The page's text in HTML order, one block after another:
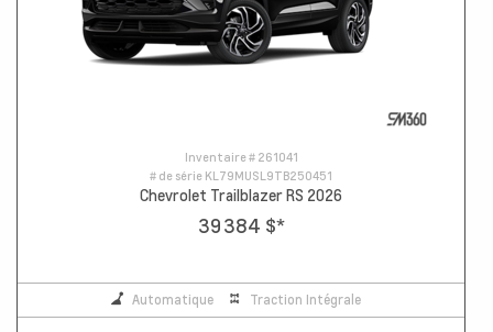
Inventaire # 261041
# de série KL79MUSL9TB250451
Chevrolet Trailblazer RS 2026
39 384 $*
Automatique Traction Intégrale